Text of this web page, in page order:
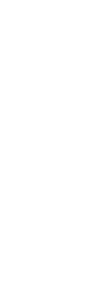
nach wie vor als